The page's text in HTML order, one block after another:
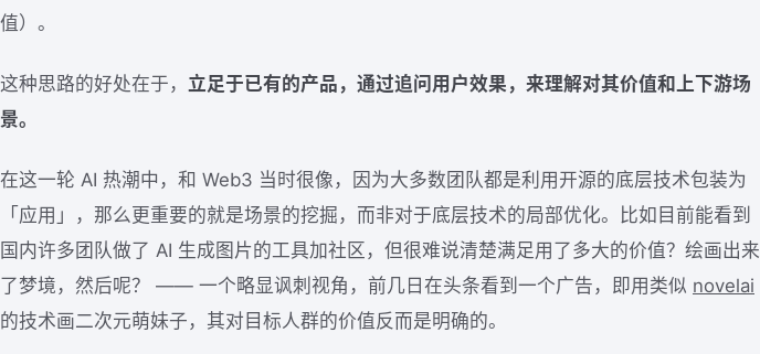
值）。
这种思路的好处在于， 立足于已有的产品，通过追问用户效果，来理解对其价值和上下游场
景。
在这一轮 AI 热潮中，和 Web3 当时很像，因为大多数团队都是利用开源的底层技术包装为
「应用」，那么更重要的就是场景的挖掘，而非对于底层技术的局部优化。比如目前能看到
国内许多团队做了 AI 生成图片的工具加社区，但很难说清楚满足用了多大的价值？绘画出来
了梦境，然后呢？ —— 一个略显讽刺视角，前几日在头条看到一个广告，即用类似 novelai
的技术画二次元萌妹子，其对目标人群的价值反而是明确的。